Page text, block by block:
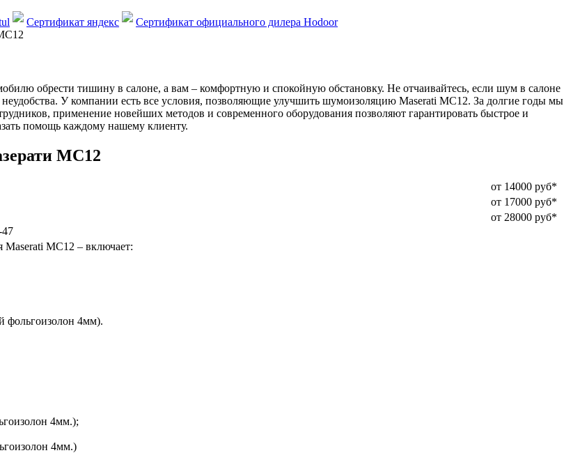
Сертификат яндекс
Сертификат официального дилера Hodoor
обрести тишину в салоне, а вам – комфортную и спокойную обстановку. Не отчаивайтесь, если шум в салоне
У компании есть все условия, позволяющие улучшить шумоизоляцию Maserati MC12. За долгие годы мы
применение новейших методов и современного оборудования позволяют гарантировать быстрое и
помощь каждому нашему клиенту.
МС12
от 14000 руб*
от 17000 руб*
от 28000 руб*
MC12 – включает:
фольгоизолон 4мм).
4мм.);
4мм.)